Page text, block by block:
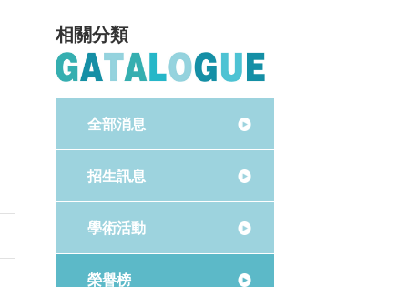
相關分類
全部消息
招生訊息
學術活動
榮譽榜